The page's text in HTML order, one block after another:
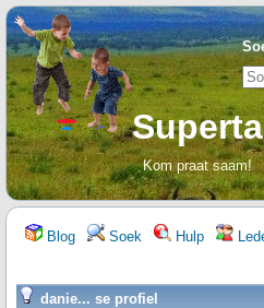
Kom praat saam!
Blog Soek Hulp
danie... se profiel